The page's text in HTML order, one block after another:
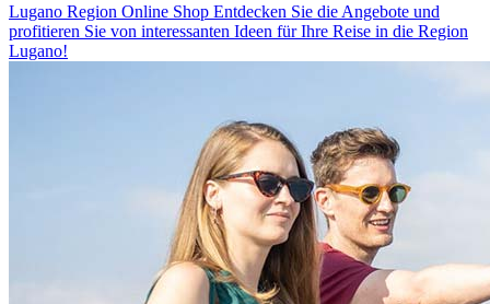
Lugano Region Online Shop Entdecken Sie die Angebote und
profitieren Sie von interessanten Ideen für Ihre Reise in die Region
Lugano!